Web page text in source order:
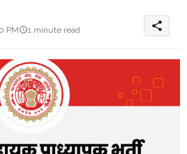
PM
1 minute read share